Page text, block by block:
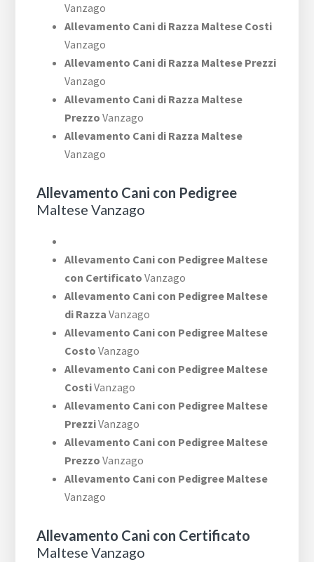
Vanzago
Allevamento Cani di Razza Maltese Costi
Vanzago
Allevamento Cani di Razza Maltese Prezzi
Vanzago
Allevamento Cani di Razza Maltese
Prezzo Vanzago
Allevamento Cani di Razza Maltese
Vanzago
Allevamento Cani con Pedigree
Maltese Vanzago
Allevamento Cani con Pedigree Maltese
con Certificato Vanzago
Allevamento Cani con Pedigree Maltese
di Razza Vanzago
Allevamento Cani con Pedigree Maltese
Costo Vanzago
Allevamento Cani con Pedigree Maltese
CostiVanzago
Allevamento Cani con Pedigree Maltese
PrezziVanzago
Allevamento Cani con Pedigree Maltese
Prezzo Vanzago
Allevamento Cani con Pedigree Maltese
Vanzago
Allevamento Cani con Certificato
Maltese Vanzago